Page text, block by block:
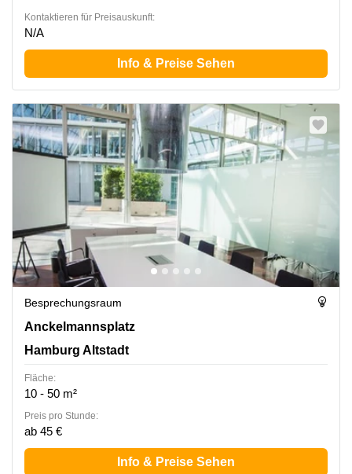
Kontaktieren für Preisauskunft:
N/A
Info & Preise Sehen
Besprechungsraum
Anckelmannsplatz 1, Hamburg Altstadt
Anckelmannsplatz
Hamburg Altstadt
Fläche:
10 - 50 m²
Preis pro Stunde:
ab 45 €
Info & Preise Sehen